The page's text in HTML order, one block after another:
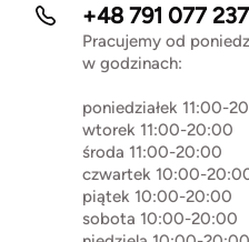
+48 791 077 237
Pracujemy od
w godzinach:
poniedziałek 11:00-
wtorek 11:00-20:00
środa 11:00-20:00
czwartek 10:00-
piątek 10:00-20:00
sobota 10:00-20:00